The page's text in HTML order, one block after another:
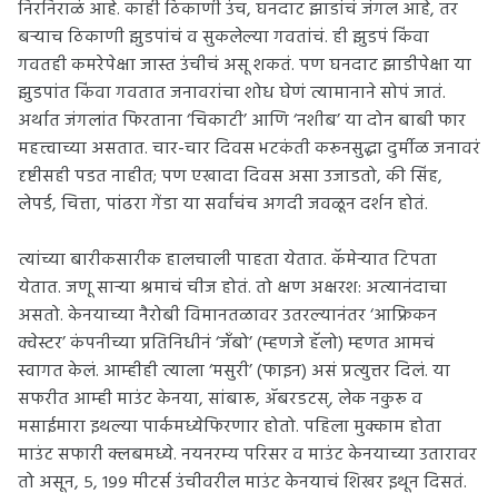
निरनिराळं आहे. काही ठिकाणी उंच, घनदाट झाडांचं जंगल आहे, तर
बऱ्याच ठिकाणी झुडपांचं व सुकलेल्या गवतांचं. ही झुडपं किंवा
गवतही कमरेपेक्षा जास्त उंचीचं असू शकतं. पण घनदाट झाडीपेक्षा या
झुडपांत किंवा गवतात जनावरांचा शोध घेणं त्यामानाने सोपं जातं.
अर्थात जंगलांत फिरताना ‘चिकाटी’ आणि ‘नशीब’ या दोन बाबी फार
महत्त्वाच्या असतात. चार-चार दिवस भटकंती करूनसुद्धा दुर्मीळ जनावरं
दृष्टीसही पडत नाहीत; पण एखादा दिवस असा उजाडतो, की सिंह,
लेपर्ड, चित्ता, पांढरा गेंडा या सर्वांचंच अगदी जवळून दर्शन होतं.
त्यांच्या बारीकसारीक हालचाली पाहता येतात. कॅमेऱ्यात टिपता
येतात. जणू साऱ्या श्रमाचं चीज होतं. तो क्षण अक्षरश: अत्यानंदाचा
असतो. केनयाच्या नैरोबी विमानतळावर उतरल्यानंतर ‘आफ्रिकन
क्वेस्टर’ कंपनीच्या प्रतिनिधीनं ‘जँबो’ (म्हणजे हॅलो) म्हणत आमचं
स्वागत केलं. आम्हीही त्याला ‘मसुरी’ (फाइन) असं प्रत्युत्तर दिलं. या
सफरीत आम्ही माउंट केनया, सांबारू, ॲबरडटस्, लेक नकुरू व
मसाईमारा इथल्या पार्कमध्येफिरणार होतो. पहिला मुक्काम होता
माउंट सफारी क्लबमध्ये. नयनरम्य परिसर व माउंट केनयाच्या उतारावर
तो असून, ५, १९९ मीटर्स उंचीवरील माउंट केनयाचं शिखर इथून दिसतं.